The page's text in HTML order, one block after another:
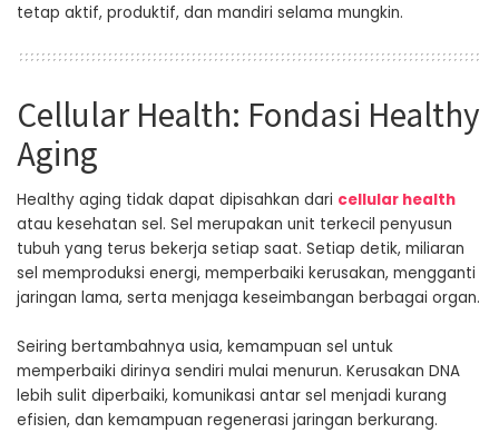
tetap aktif, produktif, dan mandiri selama mungkin.
Cellular Health: Fondasi Healthy
Aging
Healthy aging tidak dapat dipisahkan dari cellular health
atau kesehatan sel. Sel merupakan unit terkecil penyusun
tubuh yang terus bekerja setiap saat. Setiap detik, miliaran
sel memproduksi energi, memperbaiki kerusakan, mengganti
jaringan lama, serta menjaga keseimbangan berbagai organ.
Seiring bertambahnya usia, kemampuan sel untuk
memperbaiki dirinya sendiri mulai menurun. Kerusakan DNA
lebih sulit diperbaiki, komunikasi antar sel menjadi kurang
efisien, dan kemampuan regenerasi jaringan berkurang.